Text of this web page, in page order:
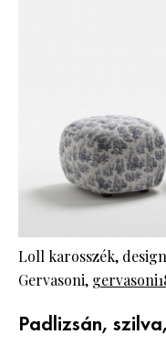
Loll karosszék,
Gervasoni,
Padlizsán,